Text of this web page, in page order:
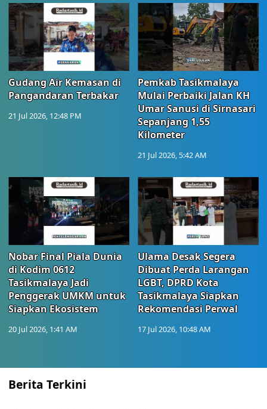
Gudang Air Kemasan di
Pangandaran Terbakar
21 Jul 2026, 12:48 PM
Pemkab Tasikmalaya
Mulai Perbaiki Jalan KH
Umar Sanusi di Sirnasari
Sepanjang 1,55
Kilometer
21 Jul 2026, 5:42 AM
Nobar Final Piala Dunia
di Kodim 0612
Tasikmalaya Jadi
Penggerak UMKM untuk
Siapkan Ekosistem
20 Jul 2026, 1:41 AM
Ulama Desak Segera
Dibuat Perda Larangan
LGBT, DPRD Kota
Tasikmalaya Siapkan
Rekomendasi Perwal
17 Jul 2026, 10:48 AM
Berita Terkini